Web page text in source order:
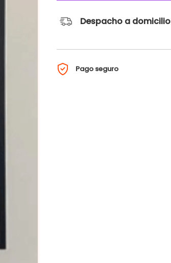
Despacho a domicilio
Pago seguro